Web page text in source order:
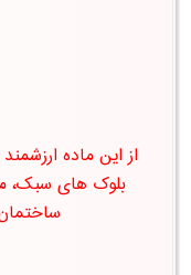
از این ماده
بلوک های سبک،